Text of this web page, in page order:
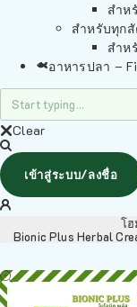
สำห
สำหรับทุก
สำห
อาหารปลา –
Clear
เข้าสู่ระบบ/ลงชื่อ
โฮ
Bionic Plus Herbal